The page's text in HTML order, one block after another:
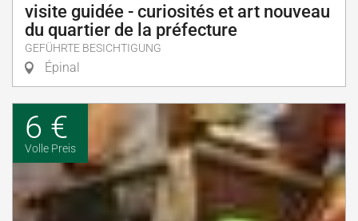
visite guidée - curiosités et art nouveau
du quartier de la préfecture
GEFÜHRTE BESICHTIGUNG
Épinal
6 €
Volle Preis